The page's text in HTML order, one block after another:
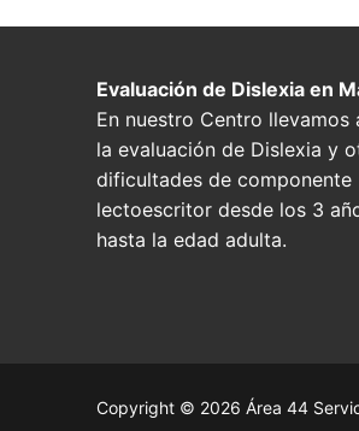
Evaluación de Dislexia en
En nuestro Centro llevamos
la evaluación de Dislexia y
dificultades de componente
lectoescritor desde los 3
hasta la edad adulta.
Copyright © 2026 Área 44